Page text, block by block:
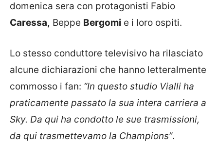
domenica sera con protagonisti Fabio
Caressa, Beppe Bergomi e i loro ospiti.
Lo stesso conduttore televisivo ha rilasciato
alcune dichiarazioni che hanno letteralmente
commosso i fan: “In questo studio Vialli ha
praticamente passato la sua intera carriera a
Sky. Da qui ha condotto le sue trasmissioni,
da qui trasmettevamo la Champions”.